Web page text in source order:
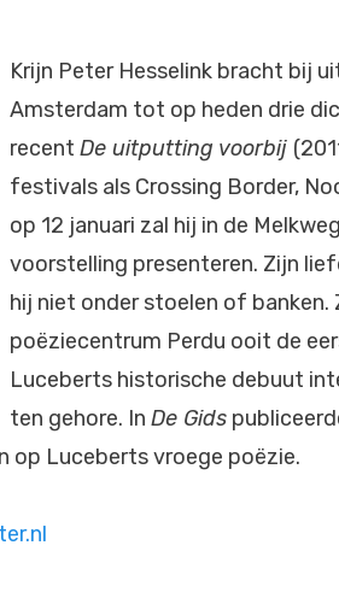
Krijn Peter Hesselink bracht bij
Amsterdam tot op heden drie
recent De uitputting voorbij
festivals als Crossing Border,
op 12 januari zal hij in de
voorstelling presenteren. Zijn
hij niet onder stoelen of banken.
poëziecentrum Perdu ooit de
Luceberts historische debuut
ten gehore. In De Gids
op Luceberts vroege poëzie.